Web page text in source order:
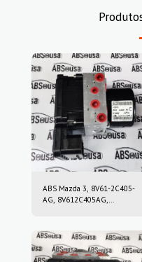
ABS Mazda 3, 8V61-2C405-
AG, 8V612C405AG,
10096101153